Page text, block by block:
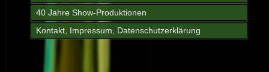
40 Jahre Show-Produktionen
Kontakt, Impressum, Datenschutzerklärung